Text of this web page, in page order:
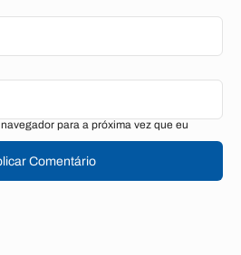
para a próxima vez que eu
Comentário